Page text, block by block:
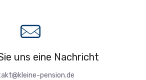
uns eine Nachricht
pension.de